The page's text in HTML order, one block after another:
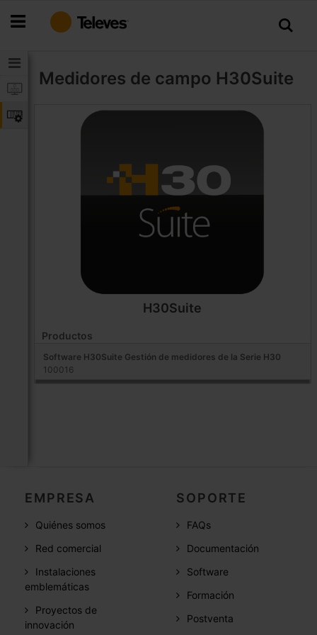
al
Medidores de campo H30Suite
H30Suite
Productos
Software H30Suite Gestión de medidores de la Serie H30
100016
EMPRESA
Quiénes somos
Red comercial
Instalaciones
emblemáticas
Proyectos de
innovación
SOPORTE
FAQs
Documentación
Software
Formación
Postventa